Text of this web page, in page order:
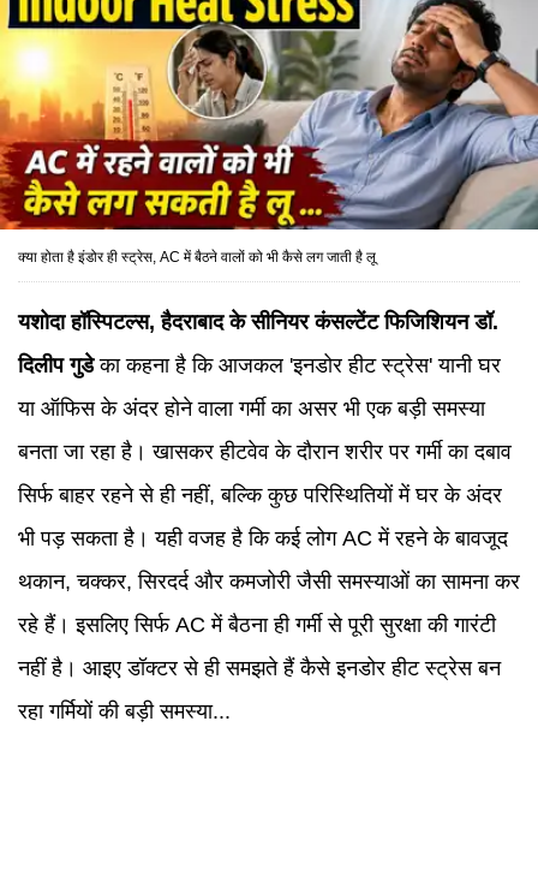
क्या होता है इंडोर ही स्ट्रेस, AC में बैठने वालों को भी कैसे लग जाती है लू
यशोदा हॉस्पिटल्स, हैदराबाद के सीनियर कंसल्टेंट फिजिशियनडॉ.
दिलीप गुडेका कहना है कि आजकल 'इनडोर हीट स्ट्रेस' यानी घर
या ऑफिस के अंदर होने वाला गर्मी का असर भी एक बड़ी समस्या
बनता जा रहा है। खासकर हीटवेव के दौरान शरीर पर गर्मी का दबाव
सिर्फ बाहर रहने से ही नहीं, बल्कि कुछ परिस्थितियों में घर के अंदर
भी पड़ सकता है। यही वजह है कि कई लोग AC में रहने के बावजूद
थकान, चक्कर, सिरदर्द और कमजोरी जैसी समस्याओं का सामना कर
रहे हैं। इसलिए सिर्फ AC में बैठना ही गर्मी से पूरी सुरक्षा की गारंटी
नहीं है। आइए डॉक्टर से ही समझते हैं कैसे इनडोर हीट स्ट्रेस बन
रहा गर्मियों की बड़ी समस्या...